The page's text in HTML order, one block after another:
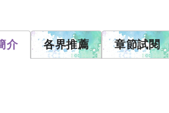
介 各界推薦 章節試閱